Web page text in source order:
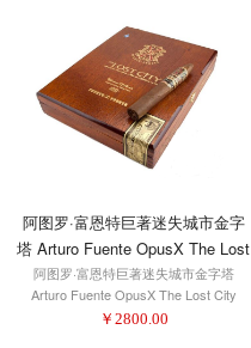
阿图罗·富恩特巨著迷失城市金字
塔 Arturo Fuente OpusX The Lost
City Piramide
阿图罗·富恩特巨著迷失城市金字塔
Arturo Fuente OpusX The Lost City
Piramide
￥ 2800.00